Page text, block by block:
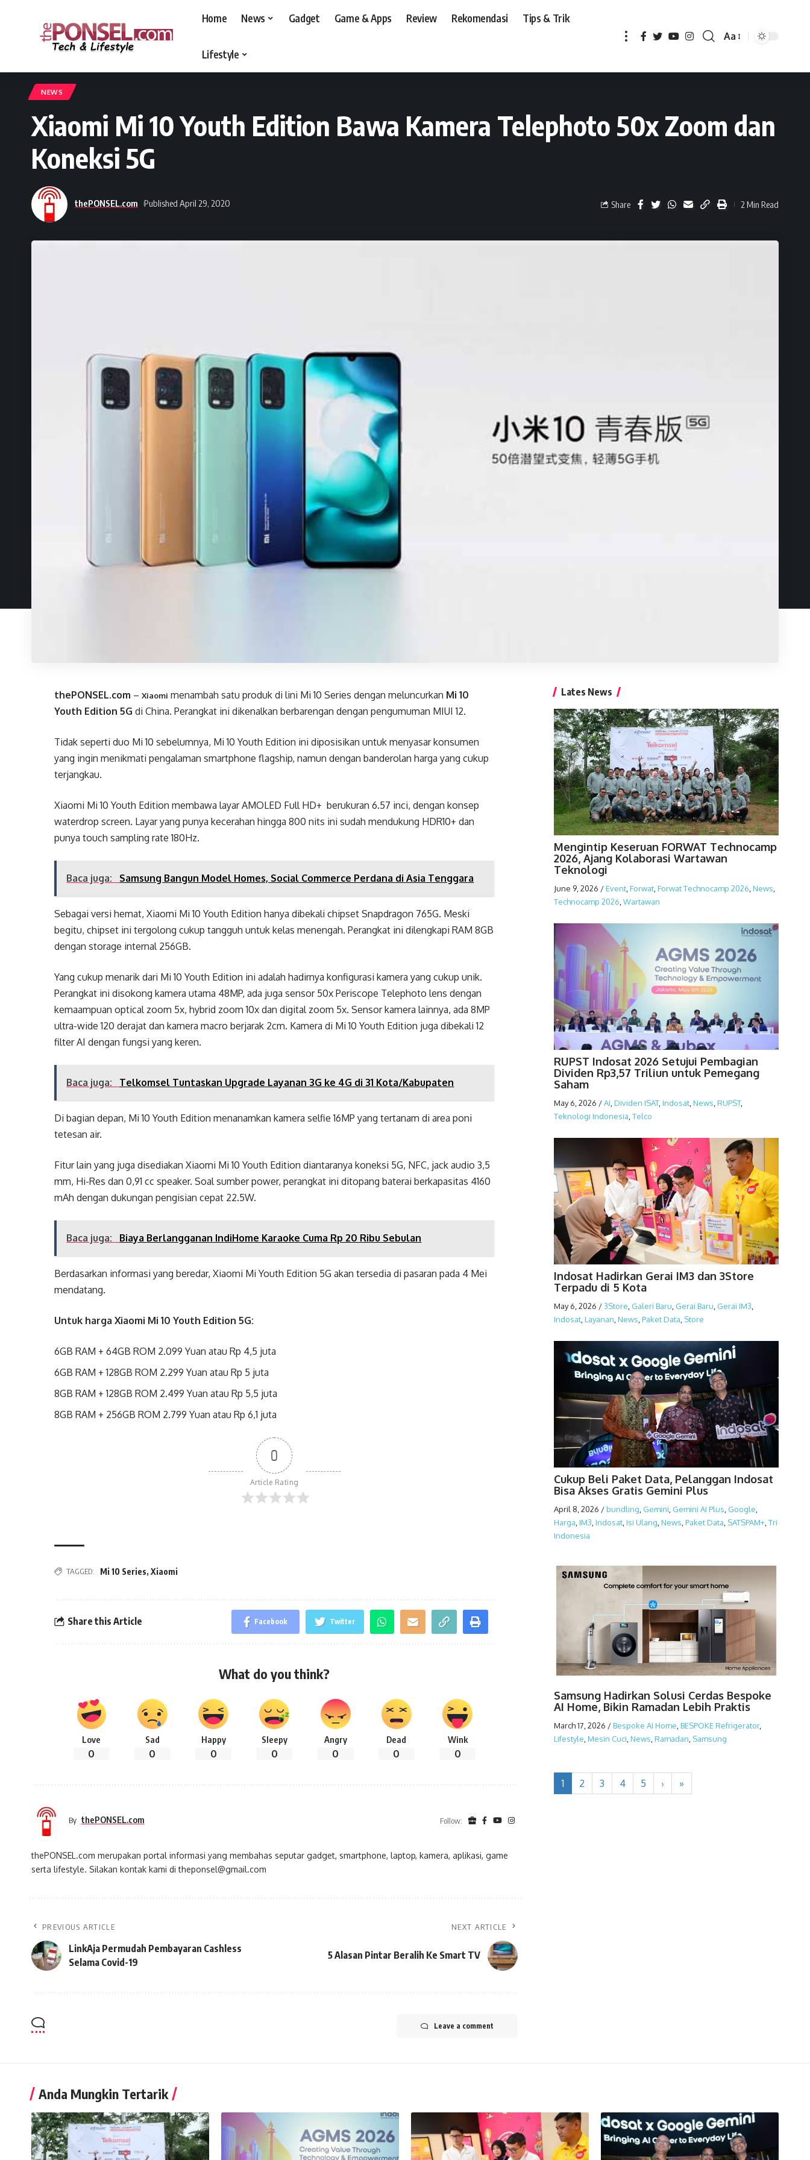
Home News Gadget Game & Apps Review Rekomendasi Tips & Trik
Lifestyle
Aa
NEWS
Xiaomi Mi 10 Youth Edition Bawa Kamera Telephoto 50x Zoom dan
Koneksi 5G
thePONSEL.com Published April 29, 2020 Share 2 Min Read
thePONSEL.com –Xiaomi menambah satu produk di lini Mi 10 Series dengan meluncurkan Mi 10
Youth Edition 5G di China. Perangkat ini dikenalkan berbarengan dengan pengumuman MIUI 12.
Tidak seperti duo Mi 10 sebelumnya, Mi 10 Youth Edition ini diposisikan untuk menyasar konsumen
yang ingin menikmati pengalaman smartphone flagship, namun dengan banderolan harga yang cukup
terjangkau.
Xiaomi Mi 10 Youth Edition membawa layar AMOLED Full HD+ berukuran 6.57 inci, dengan konsep
waterdrop screen. Layar yang punya kecerahan hingga 800 nits ini sudah mendukung HDR10+ dan
punya touch sampling rate 180Hz.
Baca juga: Samsung Bangun Model Homes, Social Commerce Perdana di Asia Tenggara
Sebagai versi hemat, Xiaomi Mi 10 Youth Edition hanya dibekali chipset Snapdragon 765G. Meski
begitu, chipset ini tergolong cukup tangguh untuk kelas menengah. Perangkat ini dilengkapi RAM 8GB
dengan storage internal 256GB.
Yang cukup menarik dari Mi 10 Youth Edition ini adalah hadirnya konfigurasi kamera yang cukup unik.
Perangkat ini disokong kamera utama 48MP, ada juga sensor 50x Periscope Telephoto lens dengan
kemaampuan optical zoom 5x, hybrid zoom 10x dan digital zoom 5x. Sensor kamera lainnya, ada 8MP
ultra-wide 120 derajat dan kamera macro berjarak 2cm. Kamera di Mi 10 Youth Edition juga dibekali 12
filter AI dengan fungsi yang keren.
Baca juga: Telkomsel Tuntaskan Upgrade Layanan 3G ke 4G di 31 Kota/Kabupaten
Di bagian depan, Mi 10 Youth Edition menanamkan kamera selfie 16MP yang tertanam di area poni
tetesan air.
Fitur lain yang juga disediakan Xiaomi Mi 10 Youth Edition diantaranya koneksi 5G, NFC, jack audio 3,5
mm, Hi-Res dan 0,91 cc speaker. Soal sumber power, perangkat ini ditopang baterai berkapasitas 4160
mAh dengan dukungan pengisian cepat 22.5W.
Baca juga: Biaya Berlangganan IndiHome Karaoke Cuma Rp 20 Ribu Sebulan
Berdasarkan informasi yang beredar, Xiaomi Mi Youth Edition 5G akan tersedia di pasaran pada 4 Mei
mendatang.
Untuk harga Xiaomi Mi 10 Youth Edition 5G:
6GB RAM + 64GB ROM 2.099 Yuan atau Rp 4,5 juta
6GB RAM + 128GB ROM 2.299 Yuan atau Rp 5 juta
8GB RAM + 128GB ROM 2.499 Yuan atau Rp 5,5 juta
8GB RAM + 256GB ROM 2.799 Yuan atau Rp 6,1 juta
0
Article Rating
TAGGED: Mi 10 Series,Xiaomi
Share this Article Facebook Twitter
What do you think?
Love
0
Sad
0
Happy
0
Sleepy
0
Angry
0
Dead
0
Wink
0
By thePONSEL.com Follow:
thePONSEL.com merupakan portal informasi yang membahas seputar gadget, smartphone, laptop, kamera, aplikasi, game
serta lifestyle. Silakan kontak kami di theponsel@gmail.com
PREVIOUS ARTICLE
LinkAja Permudah Pembayaran Cashless
Selama Covid-19
NEXT ARTICLE
5 Alasan Pintar Beralih Ke Smart TV
Leave a comment
Lates News
Mengintip Keseruan FORWAT Technocamp
2026, Ajang Kolaborasi Wartawan
Teknologi
June 9, 2026 /Event, Forwat, Forwat Technocamp 2026 News
Technocamp 2026 Wartawan
RUPST Indosat 2026 Setujui Pembagian
Dividen Rp3,57 Triliun untuk Pemegang
Saham
May 6, 2026 /AI,Dividen ISAT,Indosat,News,RUPST,
Teknologi Indonesia,Telco
Indosat Hadirkan Gerai IM3 dan 3Store
Terpadu di 5 Kota
May 6, 2026 /3Store, Galeri Baru, Gerai Baru, Gerai IM3,
Indosat,Layanan,News,Paket Data, Store
Cukup Beli Paket Data, Pelanggan Indosat
Bisa Akses Gratis Gemini Plus
April 8, 2026 /bundling Gemini Gemini AI Plus Google
Harga IM3 Indosat, Isi Ulang News Paket Data SATSPAM+, Tri
Indonesia
Samsung Hadirkan Solusi Cerdas Bespoke
AI Home, Bikin Ramadan Lebih Praktis
March 17, 2026 /Bespoke AI Home BESPOKE Refrigerator,
Lifestyle Mesin Cuci News Ramadan Samsung
1 2 3 4 5 › »
Anda Mungkin Tertarik